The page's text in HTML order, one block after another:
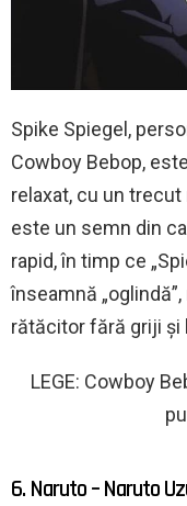
Spike Spiegel,
Cowboy Bebop,
relaxat, cu un
este un semn din
rapid, în timp ce
înseamnă
rătăcitor fără griji și
LEGE: Cowboy
6. Naruto – Naruto